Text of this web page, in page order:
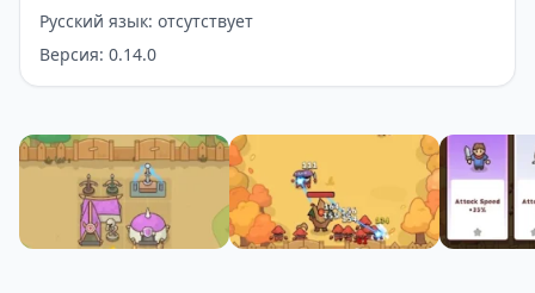
Русский язык: отсутствует
Версия: 0.14.0